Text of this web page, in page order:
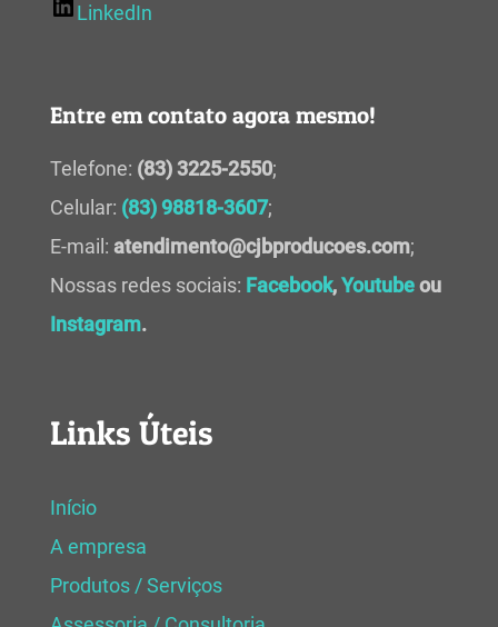
LinkedIn
Entre em contato agora mesmo!
Telefone: (83) 3225-2550;
Celular: (83) 98818-3607;
E-mail: atendimento@cjbproducoes.com;
Nossas redes sociais: Facebook,Youtubeou
Instagram.
Links Úteis
Início
A empresa
Produtos / Serviços